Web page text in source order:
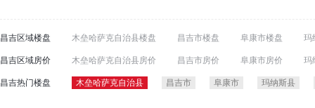
昌吉区域楼盘 木垒哈萨克自治县楼盘 昌吉市楼盘 阜康市楼盘 玛
昌吉区域房价 木垒哈萨克自治县房价 昌吉市房价 阜康市房价 玛
昌吉热门楼盘 木垒哈萨克自治县 昌吉市 阜康市 玛纳斯县